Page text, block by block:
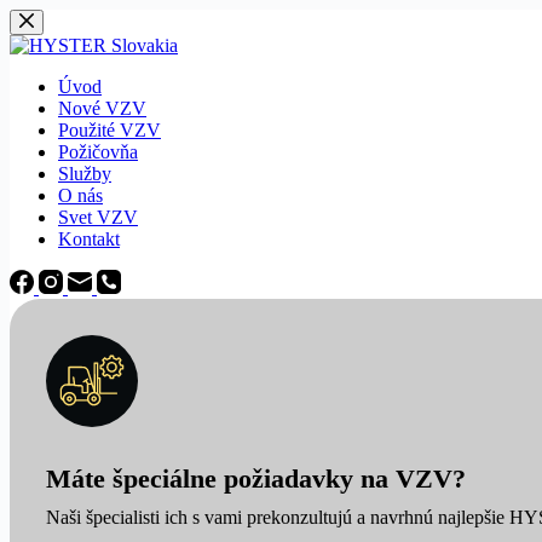
Späť
na
Úvod
Nové VZV
Použité VZV
Požičovňa
Služby
O nás
Svet VZV
Kontakt
Máte špeciálne požiadavky na VZV?
Naši špecialisti ich s vami prekonzultujú a navrhnú najlepšie